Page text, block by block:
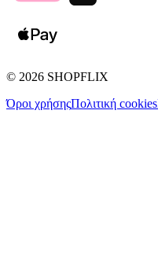
© 2026 SHOPFLIX
Όροι χρήσηςΠολιτική cookies